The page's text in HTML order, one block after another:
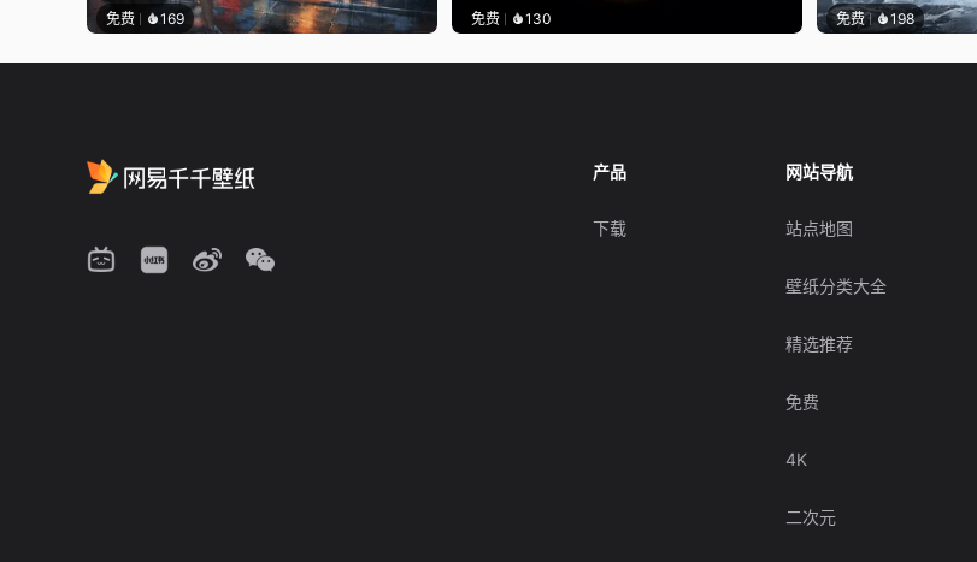
免费 169 免费 130 免费 198
产品
下载
网站导航
站点地图
壁纸分类大全
精选推荐
免费
4K
二次元